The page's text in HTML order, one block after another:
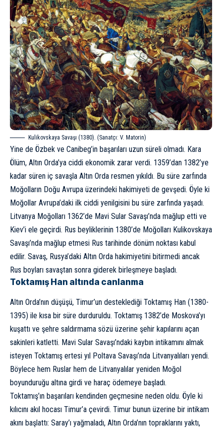
Kulikovskaya Savaşı (1380). (Sanatçı: V. Matorin)
Yine de Özbek ve Canibeg’in başarıları uzun süreli olmadı. Kara
Ölüm, Altın Orda’ya ciddi ekonomik zarar verdi. 1359’dan 1382’ye
kadar süren iç savaşla Altın Orda resmen yıkıldı. Bu süre zarfında
Moğolların Doğu Avrupa üzerindeki hakimiyeti de gevşedi. Öyle ki
Moğollar Avrupa’daki ilk ciddi yenilgisini bu süre zarfında yaşadı.
Litvanya Moğolları 1362’de Mavi Sular Savaşı’nda mağlup etti ve
Kiev’i ele geçirdi. Rus beyliklerinin 1380’de Moğolları Kulikovskaya
Savaşı’nda mağlup etmesi Rus tarihinde dönüm noktası kabul
edilir. Savaş, Rusya’daki Altın Orda hakimiyetini bitirmedi ancak
Rus boyları savaştan sonra giderek birleşmeye başladı.
Toktamış Han altında canlanma
Altın Orda’nın düşüşü, Timur’un desteklediği Toktamış Han (1380-
1395) ile kısa bir süre durduruldu. Toktamış 1382’de Moskova’yı
kuşattı ve şehre saldırmama sözü üzerine şehir kapılarını açan
sakinleri katletti. Mavi Sular Savaşı’ndaki kaybın intikamını almak
isteyen Toktamış ertesi yıl Poltava Savaşı’nda Litvanyalıları yendi.
Böylece hem Ruslar hem de Litvanyalılar yeniden Moğol
boyunduruğu altına girdi ve haraç ödemeye başladı.
Toktamış’ın başarıları kendinden geçmesine neden oldu. Öyle ki
kılıcını akıl hocası Timur’a çevirdi. Timur bunun üzerine bir intikam
akını başlattı: Saray’ı yağmaladı, Altın Orda’nın topraklarını yaktı,